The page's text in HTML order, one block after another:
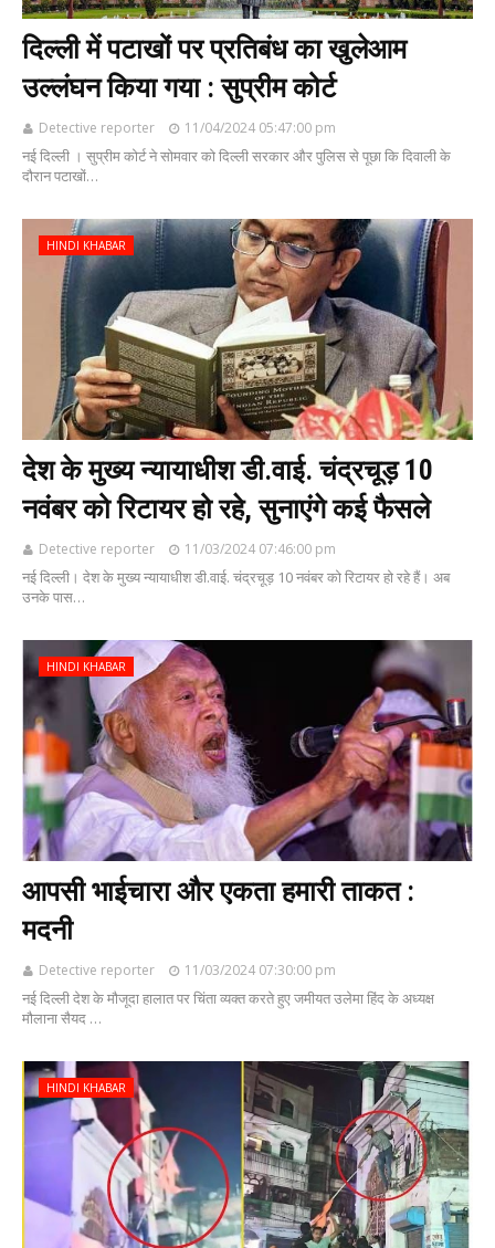
दिल्ली में पटाखों पर प्रतिबंध का खुलेआम
उल्लंघन किया गया : सुप्रीम कोर्ट
Detective reporter 11/04/2024 05:47:00 pm
नई दिल्ली । सुप्रीम कोर्ट ने सोमवार को दिल्ली सरकार और पुलिस से पूछा कि दिवाली के
दौरान पटाखों…
HINDI KHABAR
देश के मुख्य न्यायाधीश डी.वाई. चंद्रचूड़ 10
नवंबर को रिटायर हो रहे, सुनाएंगे कई फैसले
Detective reporter 11/03/2024 07:46:00 pm
नई दिल्ली। देश के मुख्य न्यायाधीश डी.वाई. चंद्रचूड़ 10 नवंबर को रिटायर हो रहे हैं। अब
उनके पास…
HINDI KHABAR
आपसी भाईचारा और एकता हमारी ताकत :
मदनी
Detective reporter 11/03/2024 07:30:00 pm
नई दिल्ली देश के मौजूदा हालात पर चिंता व्यक्त करते हुए जमीयत उलेमा हिंद के अध्यक्ष
मौलाना सैयद …
HINDI KHABAR